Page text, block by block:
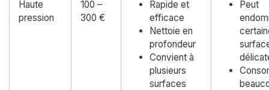
Haute
pression
100 –
300 €
Rapide et
efficace
Nettoie en
profondeur
Convient à
plusieurs
surfaces
Peut